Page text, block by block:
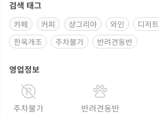
검색 태그
카페 커피 샹그리아 와인 디저트
한옥개조
주차불가 반려견동반
영업정보
주차불가 반려견동반